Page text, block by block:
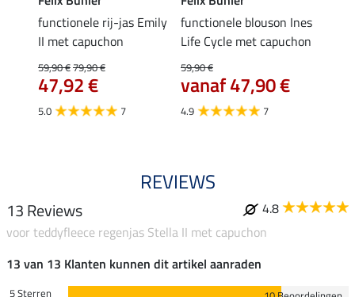
functionele rij-jas Emily
II met capuchon
59,90 €79,90 €
47,92 €
5.0 7
functionele blouson Ines
Life Cycle met capuchon
59,90 €
vanaf 47,90 €
4.9 7
REVIEWS
13 Reviews
4.8
voor teddyfleece regenjas Stella II met capuchon
13 van 13 Klanten kunnen dit artikel aanraden
5 Sterren